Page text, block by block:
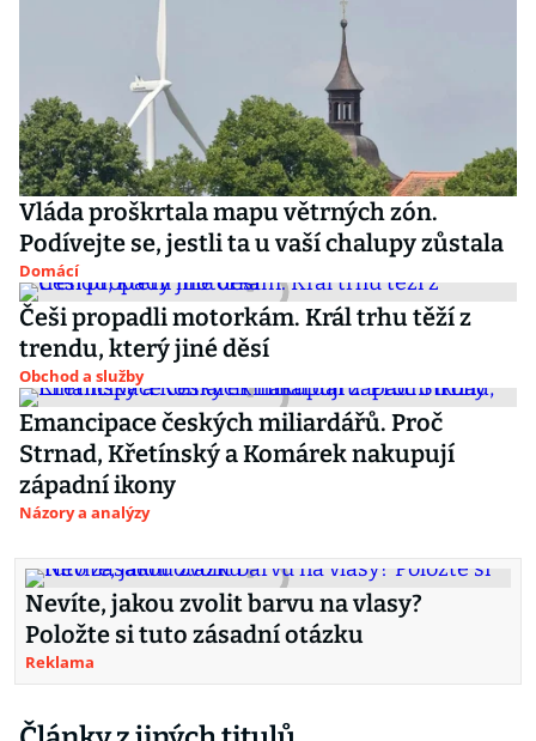
Vláda proškrtala mapu větrných zón.
Podívejte se, jestli ta u vaší chalupy zůstala
Domácí
Češi propadli motorkám. Král trhu těží z
trendu, který jiné děsí
Obchod a služby
Emancipace českých miliardářů. Proč
Strnad, Křetínský a Komárek nakupují
západní ikony
Názory a analýzy
Nevíte, jakou zvolit barvu na vlasy?
Položte si tuto zásadní otázku
Reklama